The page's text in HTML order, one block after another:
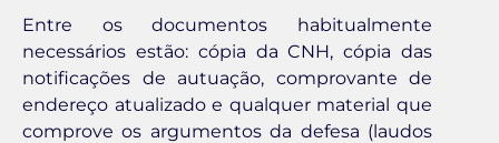
Entre os documentos habitualmente
necessários estão: cópia da CNH, cópia das
notificações de autuação, comprovante de
endereço atualizado e qualquer material que
comprove os argumentos da defesa (laudos